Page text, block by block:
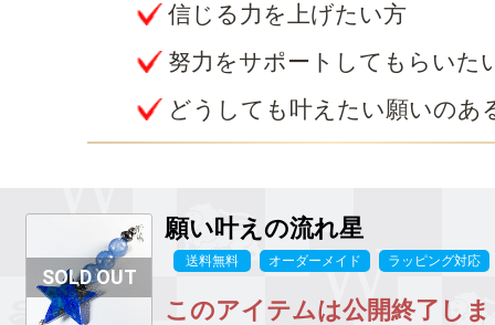
信じる力を上げたい方
努力をサポートしてもらいた
どうしても叶えたい願いのあ
願い叶えの流れ星
送料無料 オーダーメイド ラッピング対応
このアイテムは公開終了し